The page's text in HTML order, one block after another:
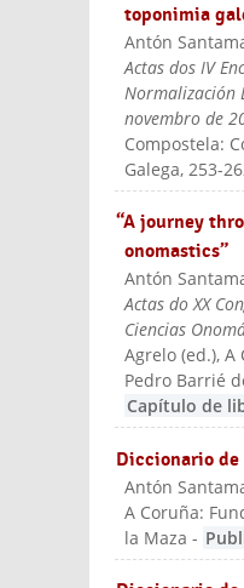
toponimia
Antón
Actas dos IV
Normalización
novembro de
Compostela:
Galega, 253-
“A journey
onomastics”
Antón
Actas do XX
Ciencias
Agrelo (ed.), A
Pedro Barrié
Capítulo de
Diccionario
Antón
A Coruña:
la Maza -